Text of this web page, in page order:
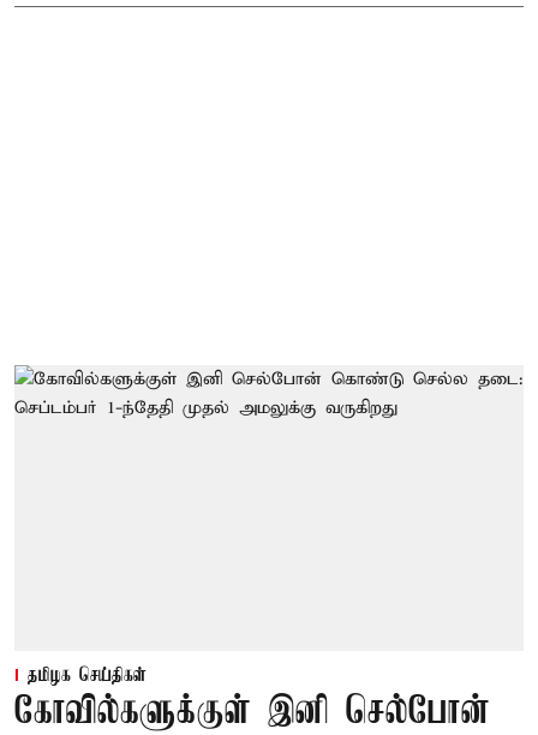
தமிழக செய்திகள்
கோவில்களுக்குள் இனி செல்போன்